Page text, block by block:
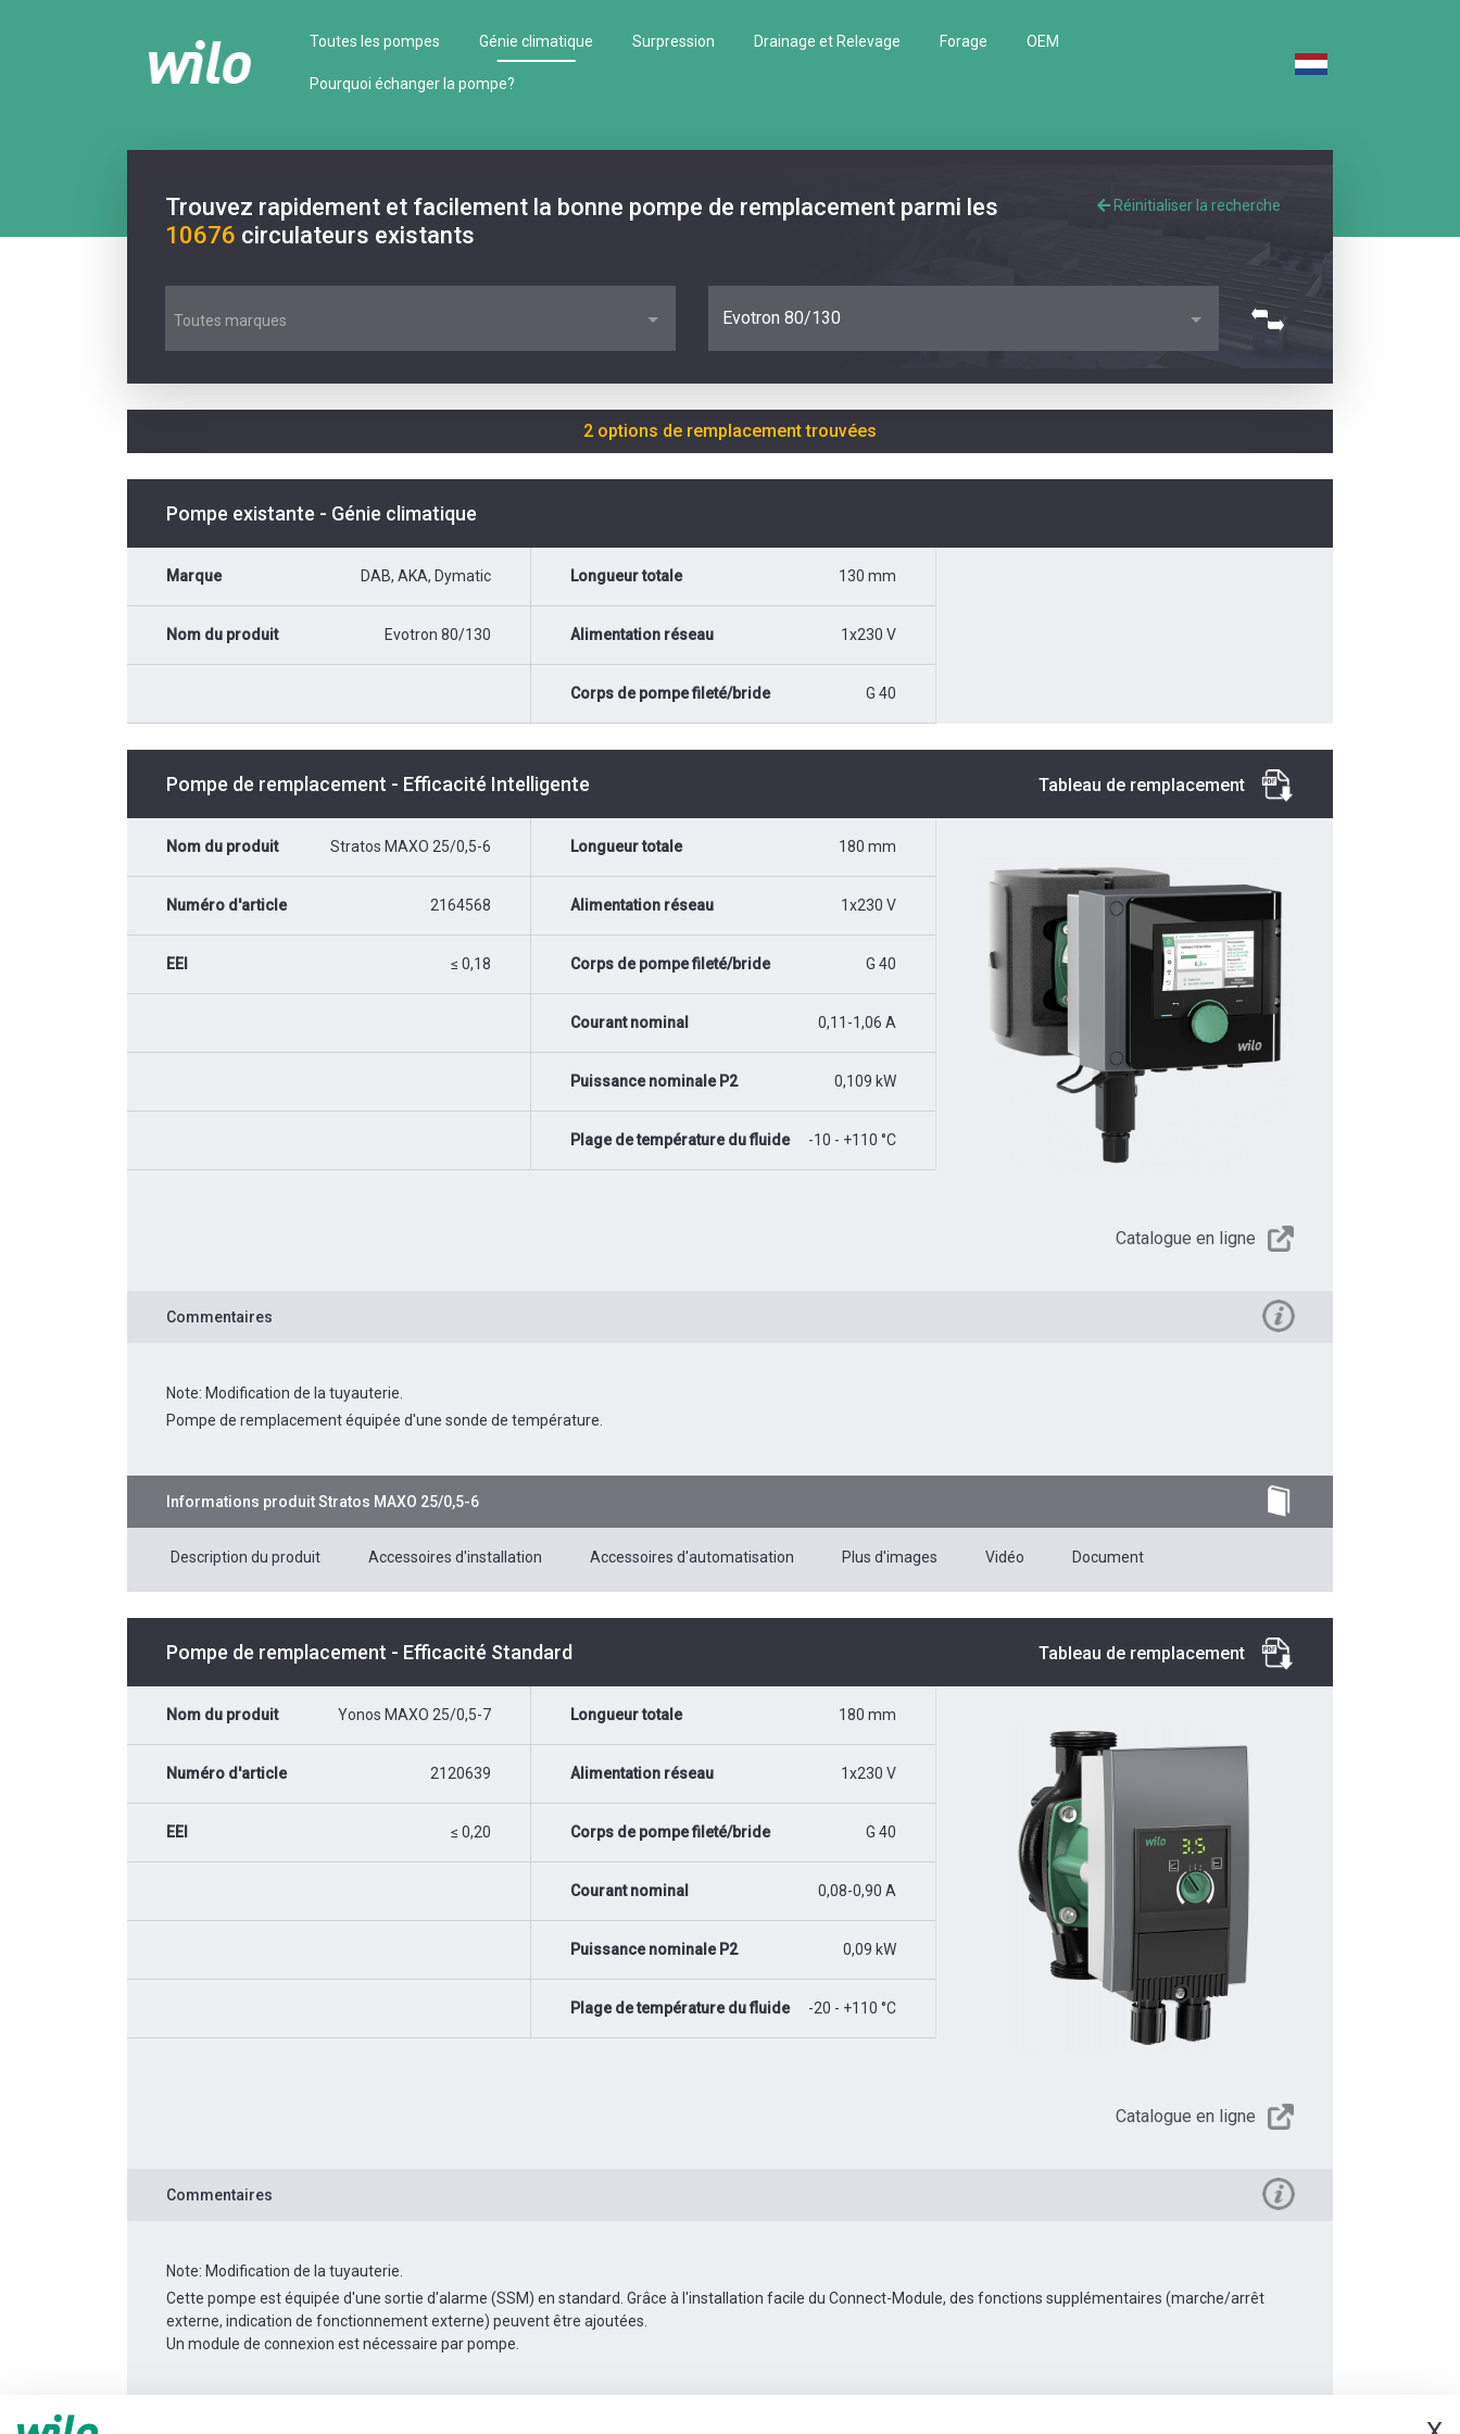
Toutes les pompes Génie climatique Surpression Drainage et Relevage Forage OEM
Pourquoi échanger la pompe?
Trouvez rapidement et facilement la bonne pompe de remplacement parmi les
10676 circulateurs existants
Réinitialiser la recherche
Toutes marques Evotron 80/130
2 options de remplacement trouvées
Pompe existante - Génie climatique
Marque DAB, AKA, Dymatic
Nom du produit Evotron 80/130
Longueur totale 130 mm
Alimentation réseau 1x230 V
Corps de pompe fileté/bride G 40
Pompe de remplacement - Efficacité Intelligente Tableau de remplacement
Nom du produit Stratos MAXO 25/0,5-6
Numéro d'article 2164568
EEI ≤ 0,18
Longueur totale 180 mm
Alimentation réseau 1x230 V
Corps de pompe fileté/bride G 40
Courant nominal 0,11-1,06 A
Puissance nominale P2 0,109 kW
Plage de température du fluide -10 - +110 °C
Catalogue en ligne
Commentaires
Note: Modification de la tuyauterie.
Pompe de remplacement équipée d'une sonde de température.
Informations produitStratos MAXO 25/0,5-6
Description du produit Accessoires d'installation Accessoires d'automatisation Plus d'images Vidéo Document
Pompe de remplacement - Efficacité Standard Tableau de remplacement
Nom du produit Yonos MAXO 25/0,5-7
Numéro d'article 2120639
EEI ≤ 0,20
Longueur totale 180 mm
Alimentation réseau 1x230 V
Corps de pompe fileté/bride G 40
Courant nominal 0,08-0,90 A
Puissance nominale P2 0,09 kW
Plage de température du fluide -20 - +110 °C
Catalogue en ligne
Commentaires
Note: Modification de la tuyauterie.
Cette pompe est équipée d'une sortie d'alarme (SSM) en standard. Grâce à l'installation facile du Connect-Module, des fonctions supplémentaires (marche/arrêt
externe, indication de fonctionnement externe) peuvent être ajoutées.
Un module de connexion est nécessaire par pompe.